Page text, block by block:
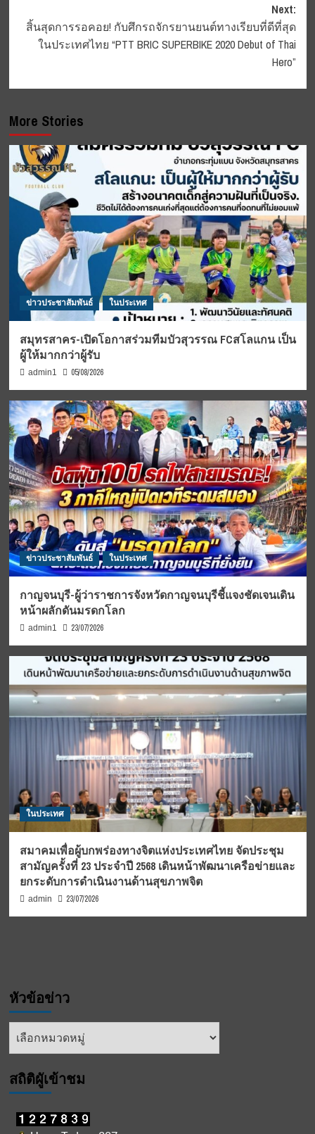
Next:
สิ้นสุดการรอคอย! กับศึกรถจักรยานยนต์ทางเรียบที่ดีที่สุด
ในประเทศไทย “PTT BRIC SUPERBIKE 2020 Debut of Thai
Hero”
More Stories
ข่าวประชาสัมพันธ์ ในประเทศ
สมุทรสาคร-เปิดโอกาสร่วมทีมบัวสุวรรณ FCสโลแกน เป็น
ผู้ให้มากกว่าผู้รับ
admin1 05/08/2026
ข่าวประชาสัมพันธ์ ในประเทศ
กาญจนบุรี-ผู้ว่าราชการจังหวัดกาญจนบุรีชี้แจงชัดเจนเดิน
หน้าผลักดันมรดกโลก
admin1 23/07/2026
ในประเทศ
สมาคมเพื่อผู้บกพร่องทางจิตแห่งประเทศไทย จัดประชุม
สามัญครั้งที่ 23 ประจำปี 2568 เดินหน้าพัฒนาเครือข่ายและ
ยกระดับการดำเนินงานด้านสุขภาพจิต
admin 23/07/2026
หัวข้อข่าว
หัวข้อ
สถิติผูัเข้าชม